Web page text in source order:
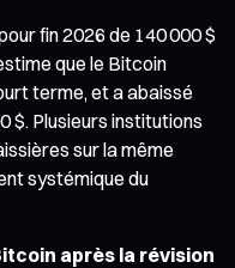
fin 2026 de 140 000 $
que le Bitcoin
terme, et a abaissé
$. Plusieurs institutions
sur la même
systémique du
après la révision